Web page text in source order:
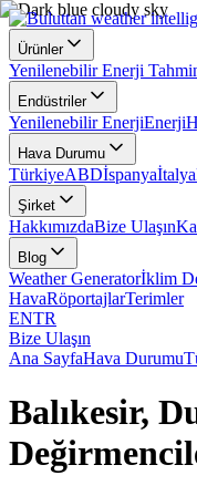
Ürünler
Yenilenebilir Enerji
Endüstriler
Yenilenebilir EnerjiEnerji
Hava Durumu
TürkiyeABDİspanyaİtalya
Şirket
HakkımızdaBize Ulaşın
Blog
Weather Generatorİklim
HavaRöportajlarTerimler
ENTR
Bize Ulaşın
Ana SayfaHava Durumu
Balıkesir,